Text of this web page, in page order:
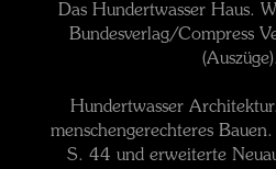
Das Hundertwasser Haus.
Bundesverlag/Compress
Hundertwasser
menschengerechteres
S. 44 und erweiterte